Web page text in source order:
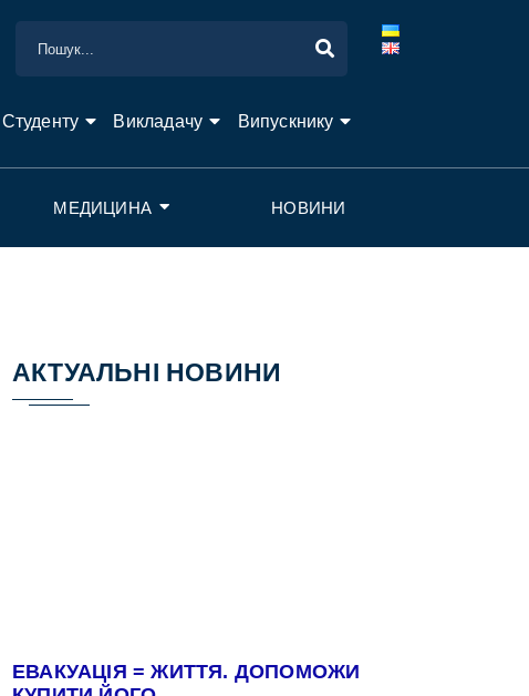
Студенту Викладачу Випускнику
МЕДИЦИНА НОВИНИ
АКТУАЛЬНІ НОВИНИ
ЕВАКУАЦІЯ = ЖИТТЯ. ДОПОМОЖИ